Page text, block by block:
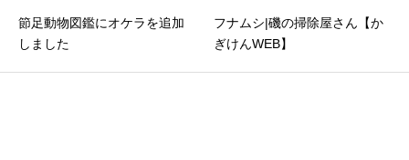
節足動物図鑑にオケラを追加
しました
フナムシ|磯の掃除屋さん【か
ぎけんWEB】